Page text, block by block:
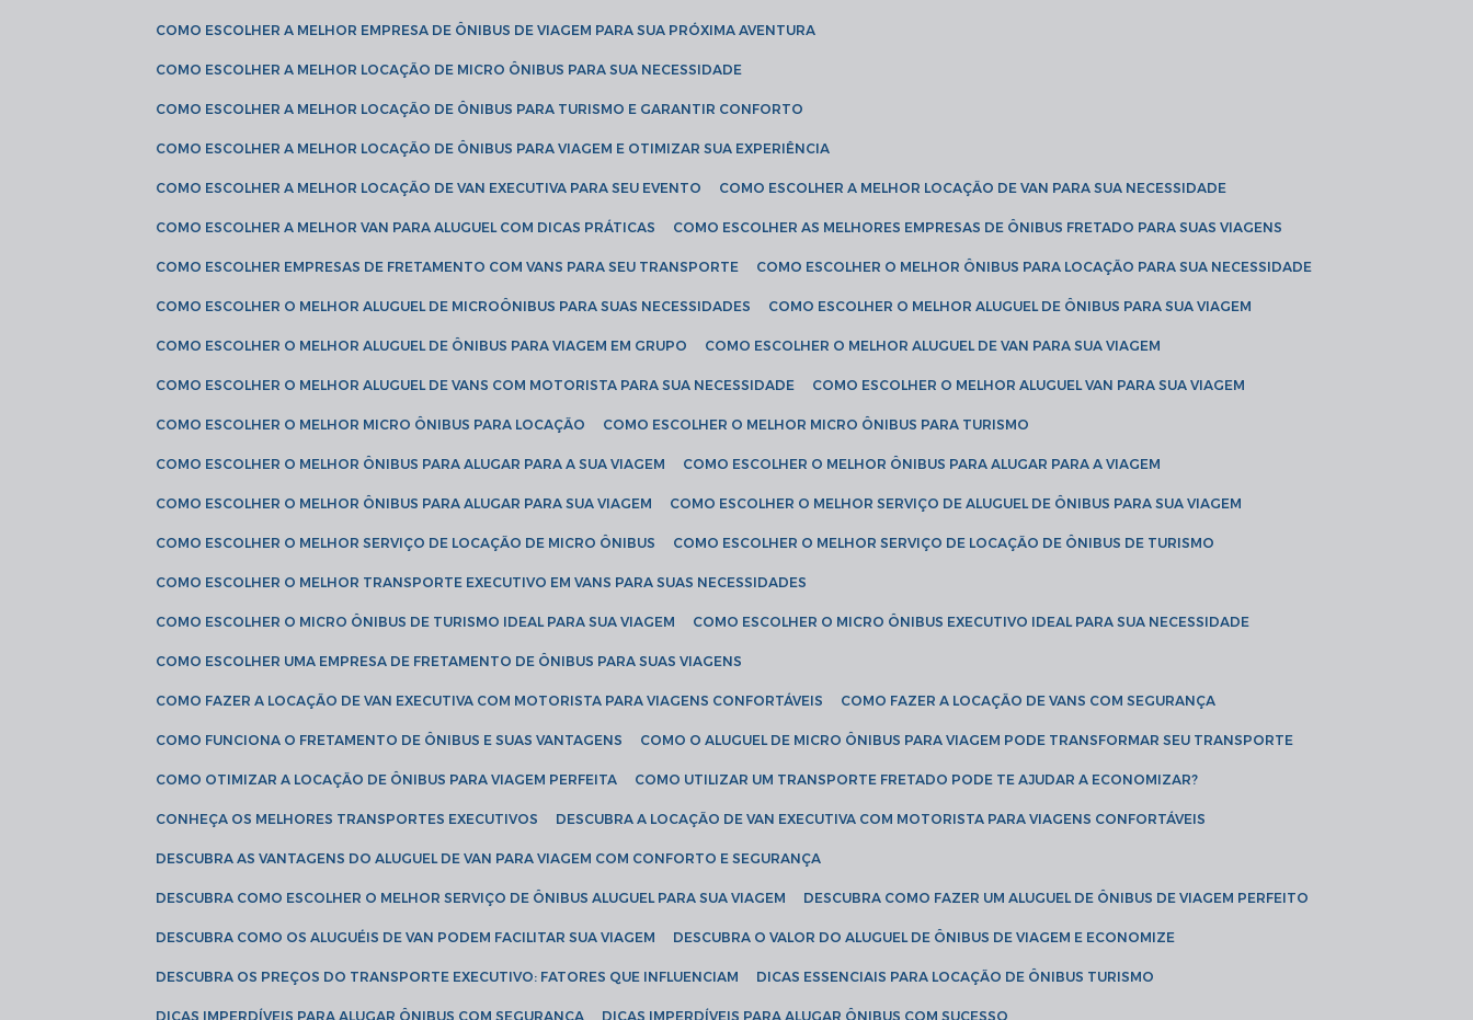
COMO ESCOLHER A MELHOR EMPRESA DE ÔNIBUS DE VIAGEM PARA SUA PRÓXIMA AVENTURA
COMO ESCOLHER A MELHOR LOCAÇÃO DE MICRO ÔNIBUS PARA SUA NECESSIDADE
COMO ESCOLHER A MELHOR LOCAÇÃO DE ÔNIBUS PARA TURISMO E GARANTIR CONFORTO
COMO ESCOLHER A MELHOR LOCAÇÃO DE ÔNIBUS PARA VIAGEM E OTIMIZAR SUA EXPERIÊNCIA
COMO ESCOLHER A MELHOR LOCAÇÃO DE VAN EXECUTIVA PARA SEU EVENTO COMO ESCOLHER A MELHOR LOCAÇÃO DE VAN PARA SUA NECESSIDADE
COMO ESCOLHER A MELHOR VAN PARA ALUGUEL COM DICAS PRÁTICAS COMO ESCOLHER AS MELHORES EMPRESAS DE ÔNIBUS FRETADO PARA SUAS VIAGENS
COMO ESCOLHER EMPRESAS DE FRETAMENTO COM VANS PARA SEU TRANSPORTE COMO ESCOLHER O MELHOR ÔNIBUS PARA LOCAÇÃO PARA SUA NECESSIDADE
COMO ESCOLHER O MELHOR ALUGUEL DE MICROÔNIBUS PARA SUAS NECESSIDADES COMO ESCOLHER O MELHOR ALUGUEL DE ÔNIBUS PARA SUA VIAGEM
COMO ESCOLHER O MELHOR ALUGUEL DE ÔNIBUS PARA VIAGEM EM GRUPO COMO ESCOLHER O MELHOR ALUGUEL DE VAN PARA SUA VIAGEM
COMO ESCOLHER O MELHOR ALUGUEL DE VANS COM MOTORISTA PARA SUA NECESSIDADE COMO ESCOLHER O MELHOR ALUGUEL VAN PARA SUA VIAGEM
COMO ESCOLHER O MELHOR MICRO ÔNIBUS PARA LOCAÇÃO COMO ESCOLHER O MELHOR MICRO ÔNIBUS PARA TURISMO
COMO ESCOLHER O MELHOR ÔNIBUS PARA ALUGAR PARA A SUA VIAGEM COMO ESCOLHER O MELHOR ÔNIBUS PARA ALUGAR PARA A VIAGEM
COMO ESCOLHER O MELHOR ÔNIBUS PARA ALUGAR PARA SUA VIAGEM COMO ESCOLHER O MELHOR SERVIÇO DE ALUGUEL DE ÔNIBUS PARA SUA VIAGEM
COMO ESCOLHER O MELHOR SERVIÇO DE LOCAÇÃO DE MICRO ÔNIBUS COMO ESCOLHER O MELHOR SERVIÇO DE LOCAÇÃO DE ÔNIBUS DE TURISMO
COMO ESCOLHER O MELHOR TRANSPORTE EXECUTIVO EM VANS PARA SUAS NECESSIDADES
COMO ESCOLHER O MICRO ÔNIBUS DE TURISMO IDEAL PARA SUA VIAGEM COMO ESCOLHER O MICRO ÔNIBUS EXECUTIVO IDEAL PARA SUA NECESSIDADE
COMO ESCOLHER UMA EMPRESA DE FRETAMENTO DE ÔNIBUS PARA SUAS VIAGENS
COMO FAZER A LOCAÇÃO DE VAN EXECUTIVA COM MOTORISTA PARA VIAGENS CONFORTÁVEIS COMO FAZER A LOCAÇÃO DE VANS COM SEGURANÇA
COMO FUNCIONA O FRETAMENTO DE ÔNIBUS E SUAS VANTAGENS COMO O ALUGUEL DE MICRO ÔNIBUS PARA VIAGEM PODE TRANSFORMAR SEU TRANSPORTE
COMO OTIMIZAR A LOCAÇÃO DE ÔNIBUS PARA VIAGEM PERFEITA COMO UTILIZAR UM TRANSPORTE FRETADO PODE TE AJUDAR A ECONOMIZAR?
CONHEÇA OS MELHORES TRANSPORTES EXECUTIVOS DESCUBRA A LOCAÇÃO DE VAN EXECUTIVA COM MOTORISTA PARA VIAGENS CONFORTÁVEIS
DESCUBRA AS VANTAGENS DO ALUGUEL DE VAN PARA VIAGEM COM CONFORTO E SEGURANÇA
DESCUBRA COMO ESCOLHER O MELHOR SERVIÇO DE ÔNIBUS ALUGUEL PARA SUA VIAGEM DESCUBRA COMO FAZER UM ALUGUEL DE ÔNIBUS DE VIAGEM PERFEITO
DESCUBRA COMO OS ALUGUÉIS DE VAN PODEM FACILITAR SUA VIAGEM DESCUBRA O VALOR DO ALUGUEL DE ÔNIBUS DE VIAGEM E ECONOMIZE
DESCUBRA OS PREÇOS DO TRANSPORTE EXECUTIVO: FATORES QUE INFLUENCIAM DICAS ESSENCIAIS PARA LOCAÇÃO DE ÔNIBUS TURISMO
DICAS IMPERDÍVEIS PARA ALUGAR ÔNIBUS COM SEGURANÇA DICAS IMPERDÍVEIS PARA ALUGAR ÔNIBUS COM SUCESSO